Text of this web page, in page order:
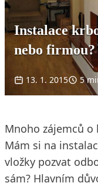
Instalace
nebo firmou?
13. 1. 2015 5
Mnoho zájemců
Mám si na
vložky pozvat
sám? Hlavním